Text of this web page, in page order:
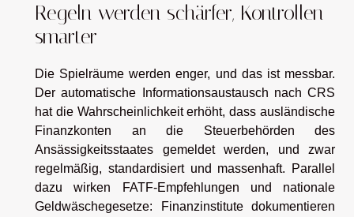
Regeln werden schärfer, Kontrollen
smarter
Die Spielräume werden enger, und das ist messbar.
Der automatische Informationsaustausch nach CRS
hat die Wahrscheinlichkeit erhöht, dass ausländische
Finanzkonten an die Steuerbehörden des
Ansässigkeitsstaates gemeldet werden, und zwar
regelmäßig, standardisiert und massenhaft. Parallel
dazu wirken FATF-Empfehlungen und nationale
Geldwäschegesetze: Finanzinstitute dokumentieren